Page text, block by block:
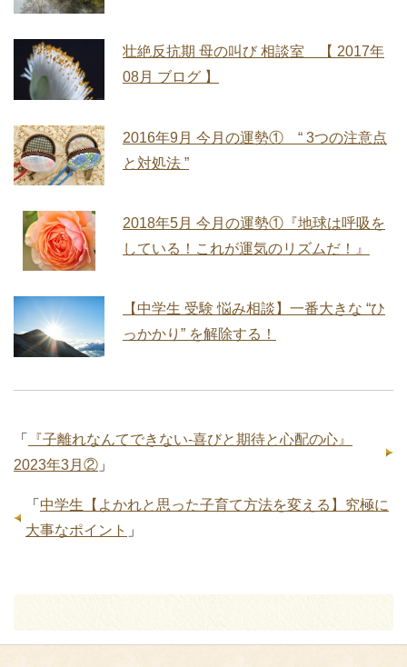
壮絶反抗期 母の叫び 相談室 【 2017年
08月 ブログ 】
2016年9月 今月の運勢① “ 3つの注意点
と対処法 ”
2018年5月 今月の運勢①『地球は呼吸を
している！これが運気のリズムだ！』
【中学生 受験 悩み相談】一番大きな “ひ
っかかり” を解除する！
「
『子離れなんてできない‐喜びと期待と心配の心』
2023年3月② 」
「 中学生【よかれと思った子育て方法を変える】究極に
大事なポイント 」